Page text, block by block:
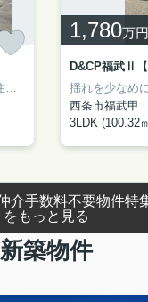
住宅用地なので、周辺環境が新しい住まいを建てるのに適しています。売地をお探しの方に、こちらの土地はイチオシです。住まい探しでお悩みの点はございませんか。不動産の悩みや質問など、どのようなことでもぜひお気軽に当社へお問い合わせください。不動産のプロであるスタッフが親切丁寧にご対応いたします。
1,780万円
西条市福武甲
3LDK (100.32
介手数料不要物件特
をもっと見る
新築物件